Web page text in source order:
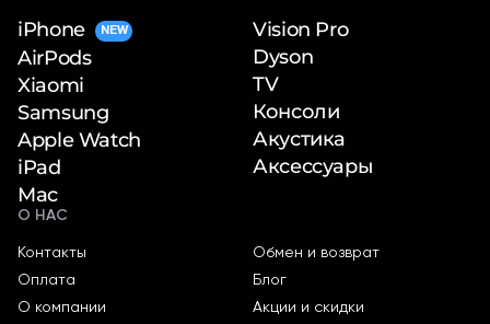
iPhone NEW
AirPods
Xiaomi
Samsung
Apple Watch
iPad
Mac
Vision Pro
Dyson
TV
Консоли
Акустика
Аксессуары
О НАС
Контакты
Оплата
О компании
Обмен и возврат
Блог
Акции и скидки